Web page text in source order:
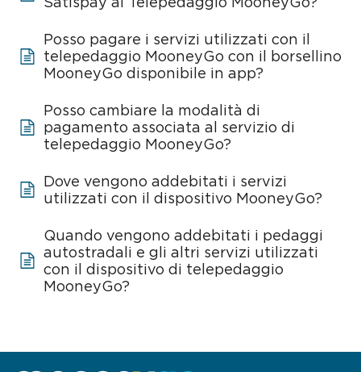
Posso pagare i servizi utilizzati con il
telepedaggio MooneyGo con il borsellino
MooneyGo disponibile in app?
Posso cambiare la modalità di
pagamento associata al servizio di
telepedaggio MooneyGo?
Dove vengono addebitati i servizi
utilizzati con il dispositivo MooneyGo?
Quando vengono addebitati i pedaggi
autostradali e gli altri servizi utilizzati
con il dispositivo di telepedaggio
MooneyGo?